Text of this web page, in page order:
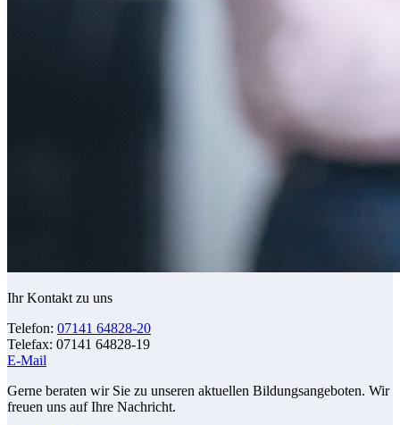
Ihr Kontakt zu uns
Telefon: 07141 64828-20
Telefax: 07141 64828-19
E-Mail
Gerne beraten wir Sie zu unseren aktuellen Bildungsangeboten. Wir
freuen uns auf Ihre Nachricht.